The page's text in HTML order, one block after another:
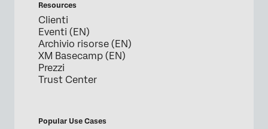
Resources
Clienti
Eventi (EN)
Archivio risorse (EN)
XM Basecamp (EN)
Prezzi
Trust Center
Popular Use Cases